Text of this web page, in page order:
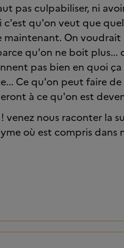
pas culpabiliser, ni
c'est qu'on veut que
maintenant. On
qu'on ne boit plus...
pas bien en quoi
Ce qu'on peut faire
à ce qu'on est
nous raconter la
où est compris